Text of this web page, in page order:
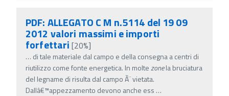
PDF: ALLEGATO C M n.5114 del 19 09
2012 valori massimi e importi
forfettari [20%]
… di tale materiale dal campo e della consegna a centri di
riutilizzo come fonte energetica. In moltezonela bruciatura
del legname di risulta dal campo Ã¨ vietata.
Dallâ€™appezzamento devono anche ess …